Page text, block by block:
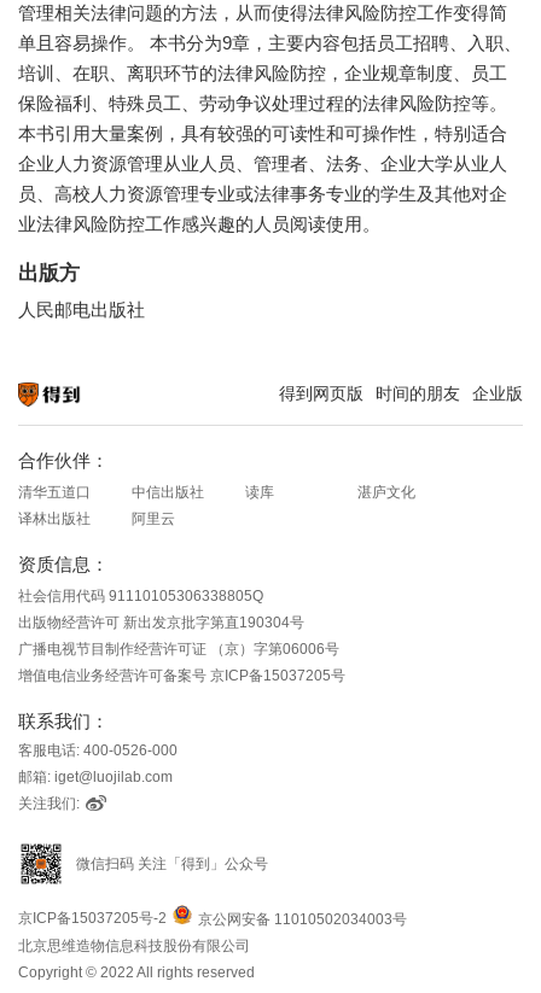
管理相关法律问题的方法，从而使得法律风险防控工作变得简
单且容易操作。 本书分为9章，主要内容包括员工招聘、入职、
培训、在职、离职环节的法律风险防控，企业规章制度、员工
保险福利、特殊员工、劳动争议处理过程的法律风险防控等。
本书引用大量案例，具有较强的可读性和可操作性，特别适合
企业人力资源管理从业人员、管理者、法务、企业大学从业人
员、高校人力资源管理专业或法律事务专业的学生及其他对企
业法律风险防控工作感兴趣的人员阅读使用。
出版方
人民邮电出版社
得到网页版 时间的朋友 企业版
合作伙伴：
清华五道口 中信出版社 读库
湛庐文化
译林出版社
阿里云
资质信息：
社会信用代码 91110105306338805Q
出版物经营许可 新出发京批字第直190304号
广播电视节目制作经营许可证 （京）字第06006号
增值电信业务经营许可备案号 京ICP备15037205号
联系我们：
客服电话: 400-0526-000
邮箱: iget@luojilab.com
关注我们:
微信扫码 关注「得到」公众号
京ICP备15037205号-2
京公网安备 11010502034003号
北京思维造物信息科技股份有限公司
Copyright © 2022 All rights reserved